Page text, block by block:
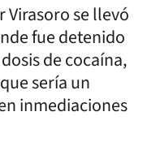
Virasoro se llevó
fue detenido
de cocaína,
sería un
inmediaciones